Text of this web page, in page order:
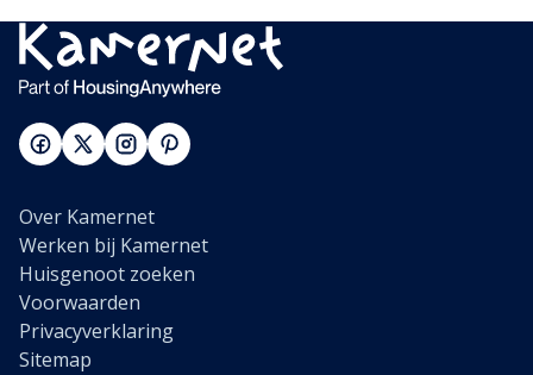
Over Kamernet
Werken bij Kamernet
Huisgenoot zoeken
Voorwaarden
Privacyverklaring
Sitemap